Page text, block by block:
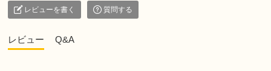
レビューを書く 質問する
レビュー Q&A